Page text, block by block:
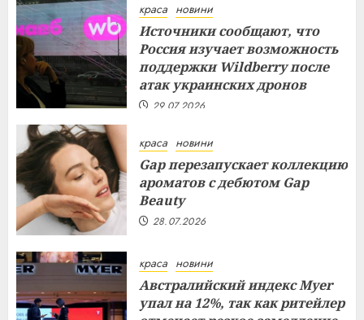
краса новини
Источники сообщают, что
Россия изучает возможность
поддержки Wildberry после
атак украинских дронов
29.07.2026
краса новини
Gap перезапускает коллекцию
ароматов с дебютом Gap
Beauty
28.07.2026
краса новини
Австралийский индекс Myer
упал на 12%, так как ритейлер